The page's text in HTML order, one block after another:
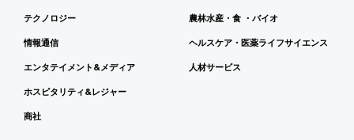
テクノロジー
情報通信
エンタテイメント&メディア
ホスピタリティ&レジャー
商社
農林水産・食 ・バイオ
ヘルスケア・医薬ライフサイエンス
人材サービス